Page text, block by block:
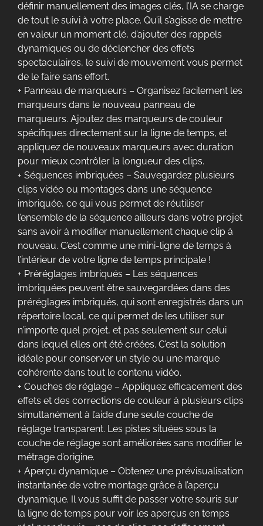
définir manuellement des images clés, l’IA se charge
de tout le suivi à votre place. Qu’il s’agisse de mettre
en valeur un moment clé, d’ajouter des rappels
dynamiques ou de déclencher des effets
spectaculaires, le suivi de mouvement vous permet
de le faire sans effort.
+ Panneau de marqueurs – Organisez facilement les
marqueurs dans le nouveau panneau de
marqueurs. Ajoutez des marqueurs de couleur
spécifiques directement sur la ligne de temps, et
appliquez de nouveaux marqueurs avec duration
pour mieux contrôler la longueur des clips.
+ Séquences imbriquées – Sauvegardez plusieurs
clips vidéo ou montages dans une séquence
imbriquée, ce qui vous permet de réutiliser
l’ensemble de la séquence ailleurs dans votre projet
sans avoir à modifier manuellement chaque clip à
nouveau. C’est comme une mini-ligne de temps à
l’intérieur de votre ligne de temps principale !
+ Préréglages imbriqués – Les séquences
imbriquées peuvent être sauvegardées dans des
préréglages imbriqués, qui sont enregistrés dans un
répertoire local, ce qui permet de les utiliser sur
n’importe quel projet, et pas seulement sur celui
dans lequel elles ont été créées. C’est la solution
idéale pour conserver un style ou une marque
cohérente dans tout le contenu vidéo.
+ Couches de réglage – Appliquez efficacement des
effets et des corrections de couleur à plusieurs clips
simultanément à l’aide d’une seule couche de
réglage transparent. Les pistes situées sous la
couche de réglage sont améliorées sans modifier le
métrage d’origine.
+ Aperçu dynamique – Obtenez une prévisualisation
instantanée de votre montage grâce à l’aperçu
dynamique. Il vous suffit de passer votre souris sur
la ligne de temps pour voir les aperçus en temps